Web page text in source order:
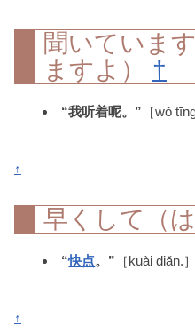
聞いていま
ますよ） †
“我听着呢。” ［wǒ
↑
早くして（
“快点。” ［kuài diǎn.］
↑